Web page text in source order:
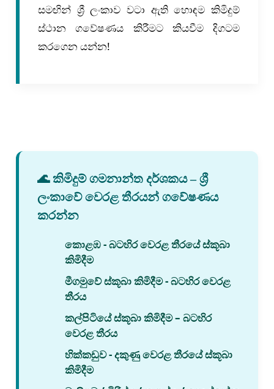
සමඟින් ශ්‍රී ලංකාව වටා ඇති හොඳම කිමිදුම්
ස්ථාන ගවේෂණය කිරීමට කියවීම දිගටම
කරගෙන යන්න!
🌊 කිමිදුම් ගමනාන්ත දර්ශකය – ශ්‍රී
ලංකාවේ වෙරළ තීරයන් ගවේෂණය
කරන්න
කොළඹ - බටහිර වෙරළ තීරයේ ස්කූබා
කිමිදීම
මීගමුවේ ස්කූබා කිමිදීම - බටහිර වෙරළ
තීරය
කල්පිටියේ ස්කූබා කිමිදීම – බටහිර
වෙරළ තීරය
හික්කඩුව - දකුණු වෙරළ තීරයේ ස්කූබා
කිමිදීම